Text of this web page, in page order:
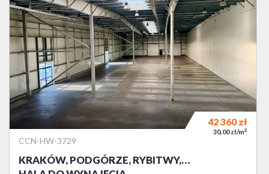
CCN-HW-3729
KRAKÓW, PODGÓRZE, RYBITWY,…
42 360zł
30,00 zł/m2